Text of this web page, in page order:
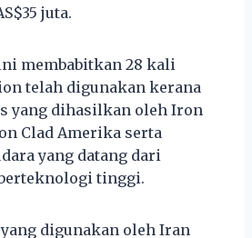
juta.
membabitkan 28 kali
telah digunakan kerana
yang dihasilkan oleh Iron
Clad Amerika serta
yang datang dari
tinggi.
digunakan oleh Iran